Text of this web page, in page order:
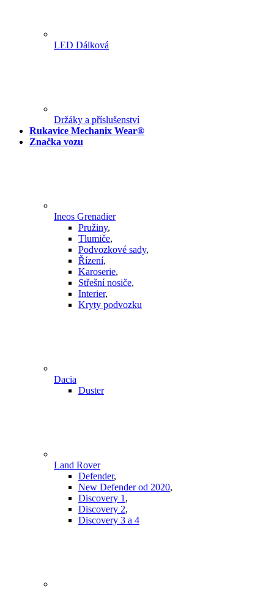
LED Dálková
Držáky a příslušenství
Rukavice Mechanix Wear®
Značka vozu
Ineos Grenadier
Pružiny,
Tlumiče,
Podvozkové sady,
Řízení,
Karoserie,
Střešní nosiče,
Interier,
Kryty podvozku
Dacia
Duster
Land Rover
Defender,
New Defender od 2020,
Discovery 1,
Discovery 2,
Discovery 3 a 4